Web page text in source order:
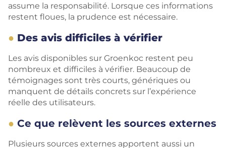
assume la responsabilité. Lorsque ces informations
restent floues, la prudence est nécessaire.
Des avis difficiles à vérifier
Les avis disponibles sur Groenkoc restent peu
nombreux et difficiles à vérifier. Beaucoup de
témoignages sont très courts, génériques ou
manquent de détails concrets sur l’expérience
réelle des utilisateurs.
Ce que relèvent les sources externes
Plusieurs sources externes apportent aussi un